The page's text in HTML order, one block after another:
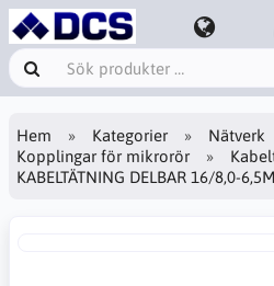
Hem Kategorier Nätverk
Kopplingar för mikrorör
KABELTÄTNING DELBAR 16/8,0-